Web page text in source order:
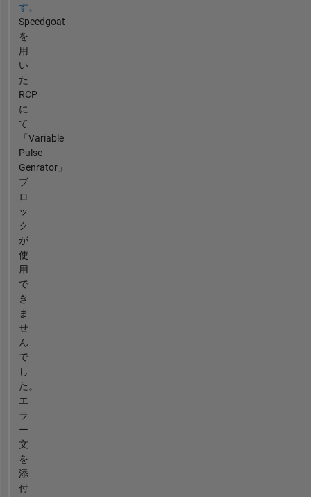
す。
Speedgoat
を
用
い
た
RCP
に
て
「Variable
Pulse
Genrator」
ブ
ロ
ッ
ク
が
使
用
で
き
ま
せ
ん
で
し
た。
エ
ラ
ー
文
を
添
付